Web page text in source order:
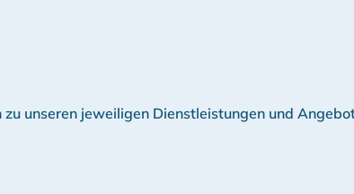
unseren jeweiligen Dienstleistungen und